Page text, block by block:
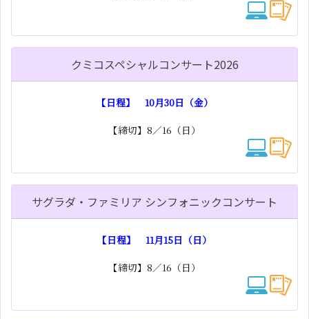
クミコスペシャルコンサート2026
【日程】 10月30日（金）
【締切】8／16（日）
サグラダ・ファミリア シンフォニックコンサート
【日程】 11月15日（日）
【締切】8／16（日）